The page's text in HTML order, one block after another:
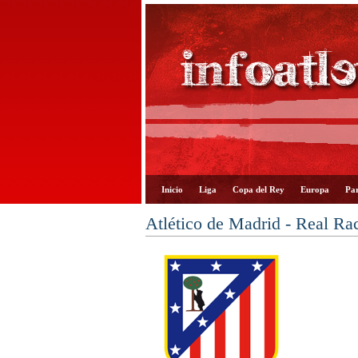
Inicio Liga Copa del Rey Europa
Atlético de Madrid - Real